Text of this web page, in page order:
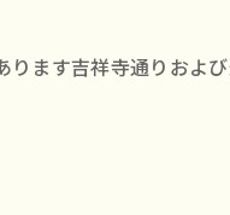
ます吉祥寺通りおよ